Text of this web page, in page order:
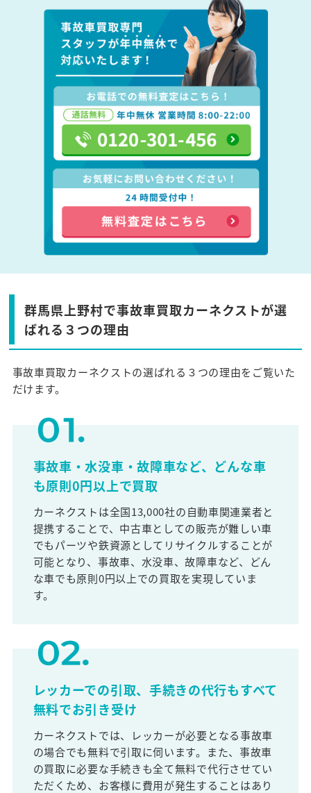
群馬県上野村で事故車買取カーネクストが選
ばれる３つの理由
事故車買取カーネクストの選ばれる３つの理由をご覧いた
だけます。
事故車・水没車・故障車など、どんな車
も原則0円以上で買取
カーネクストは全国13,000社の自動車関連業者と
提携することで、中古車としての販売が難しい車
でもパーツや鉄資源としてリサイクルすることが
可能となり、事故車、水没車、故障車など、どん
な車でも原則0円以上での買取を実現していま
す。
レッカーでの引取、手続きの代行もすべて
無料でお引き受け
カーネクストでは、レッカーが必要となる事故車
の場合でも無料で引取に伺います。また、事故車
の買取に必要な手続きも全て無料で代行させてい
ただくため、お客様に費用が発生することはあり